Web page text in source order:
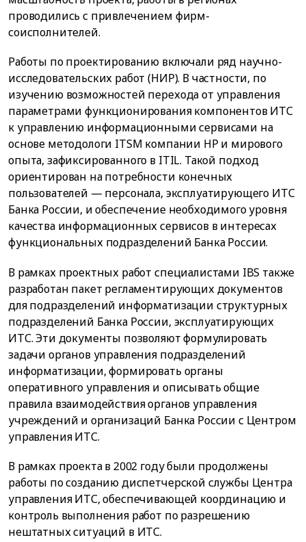
проводились с привлечением фирм-
соисполнителей.
Работы по проектированию включали ряд научно-
исследовательских работ (НИР). В частности, по
изучению возможностей перехода от управления
параметрами функционирования компонентов ИТС
к управлению информационными сервисами на
основе методологи ITSM компании HP и мирового
опыта, зафиксированного в ITIL. Такой подход
ориентирован на потребности конечных
пользователей — персонала, эксплуатирующего ИТС
Банка России, и обеспечение необходимого уровня
качества информационных сервисов в интересах
функциональных подразделений Банка России.
В рамках проектных работ специалистами IBS также
разработан пакет регламентирующих документов
для подразделений информатизации структурных
подразделений Банка России, эксплуатирующих
ИТС. Эти документы позволяют формулировать
задачи органов управления подразделений
информатизации, формировать органы
оперативного управления и описывать общие
правила взаимодействия органов управления
учреждений и организаций Банка России с Центром
управления ИТС.
В рамках проекта в 2002 году были продолжены
работы по созданию диспетчерской службы Центра
управления ИТС, обеспечивающей координацию и
контроль выполнения работ по разрешению
нештатных ситуаций в ИТС.